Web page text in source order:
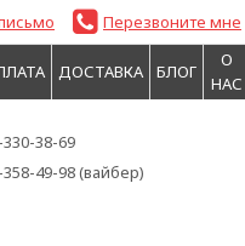
Перезвоните мне
ДОСТАВКА БЛОГ
О
НАС
38-69
49-98 (вайбер)